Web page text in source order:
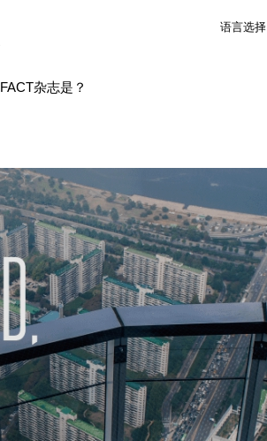
语言选择
FACT杂志是？